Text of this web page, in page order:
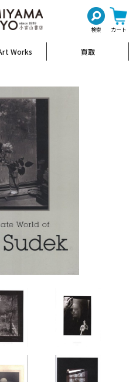
検索 カート
Works 買取